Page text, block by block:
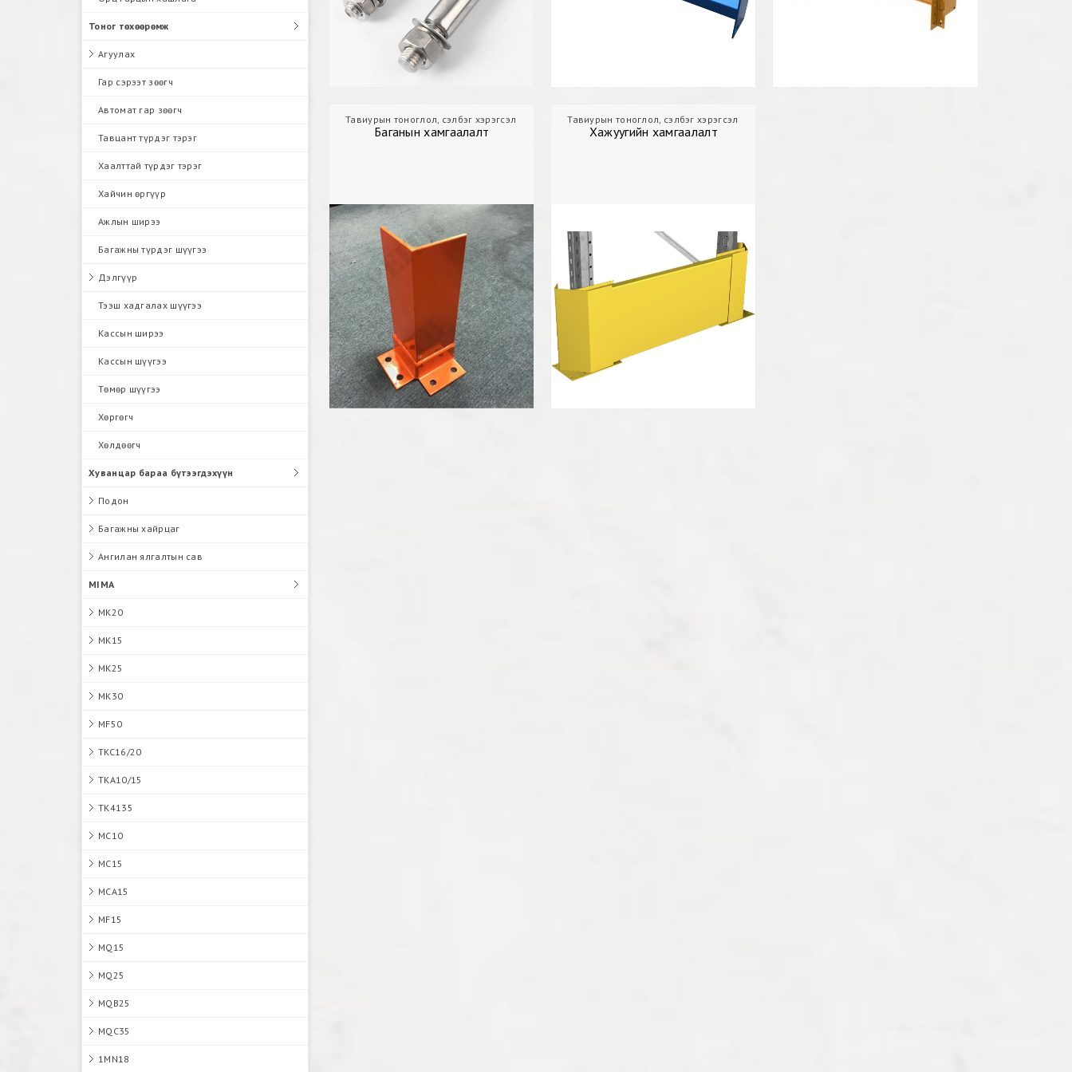
Тоног төхөөрөмж
Агуулах
Гар сэрээт зөөгч
Автомат гар зөөгч
Тавцант түрдэг тэрэг
Хаалттай түрдэг тэрэг
Хайчин өргүүр
Ажлын ширээ
Багажны түрдэг шүүгээ
Дэлгүүр
Тээш хадгалах шүүгээ
Кассын ширээ
Кассын шүүгээ
Төмөр шүүгээ
Хөргөгч
Хөлдөөгч
Хуванцар бараа бүтээгдэхүүн
Подон
Багажны хайрцаг
Ангилан ялгалтын сав
MIMA
MK20
MK15
MK25
MK30
MF50
TKC16/20
TKA10/15
TK4135
MC10
MC15
MCA15
MF15
MQ15
MQ25
MQB25
MQC35
1MN18
Тавиурын тоноглол, сэлбэг хэрэгсэл Баганын хамгаалалт
Баганын хамгаалалт
Тавиурын тоноглол, сэлбэг хэрэгсэл
Хажуугийн хамгаалалт